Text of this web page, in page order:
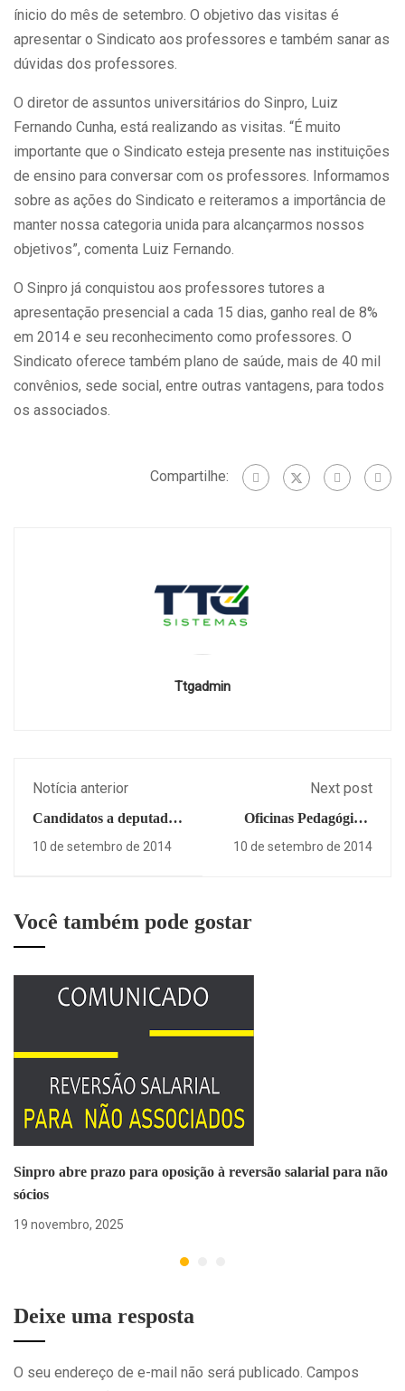
ínicio do mês de setembro. O objetivo das visitas é
apresentar o Sindicato aos professores e também sanar as
dúvidas dos professores.
O diretor de assuntos universitários do Sinpro, Luiz
Fernando Cunha, está realizando as visitas. “É muito
importante que o Sindicato esteja presente nas instituições
de ensino para conversar com os professores. Informamos
sobre as ações do Sindicato e reiteramos a importância de
manter nossa categoria unida para alcançarmos nossos
objetivos”, comenta Luiz Fernando.
O Sinpro já conquistou aos professores tutores a
apresentação presencial a cada 15 dias, ganho real de 8%
em 2014 e seu reconhecimento como professores. O
Sindicato oferece também plano de saúde, mais de 40 mil
convênios, sede social, entre outras vantagens, para todos
os associados.
Compartilhe:
Ttgadmin
Notícia anterior
Candidatos a deputado
Sinpro
10 de setembro de 2014
Next post
Oficinas Pedagógicas
10 de setembro de 2014
Você também pode gostar
Sinpro abre prazo para oposição à reversão salarial para não
sócios
19 novembro, 2025
Deixe uma resposta
O seu endereço de e-mail não será publicado. Campos